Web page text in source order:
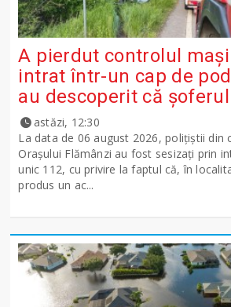
A pierdut controlul
intrat într-un cap de
au descoperit că
astăzi, 12:30
La data de 06 august 2026, polițiștii din
Orașului Flămânzi au fost sesizați prin
unic 112, cu privire la faptul că, în
produs un ac...